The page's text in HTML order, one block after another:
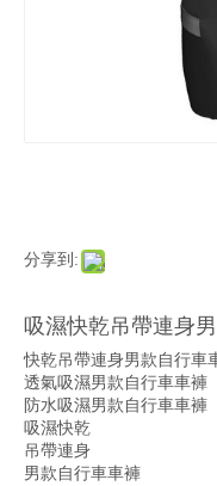
分享到:
吸濕快乾吊帶連身
快乾吊帶連身男款自行車
透氣吸濕男款自行車車褲
防水吸濕男款自行車車褲
吸濕快乾
吊帶連身
男款自行車車褲